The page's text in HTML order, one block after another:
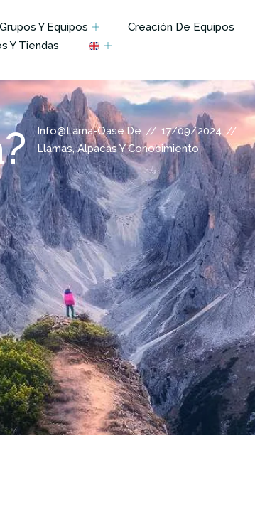
Grupos Y Equipos Creación De Equipos
Y Tiendas
Info@lama-Oase.de // 17/09/2024 //
Llamas, Alpacas Y Conocimiento